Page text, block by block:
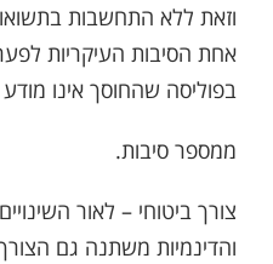
וזאת ללא התחשבות
אחת הסיבות העיקריות
בפוליסה שהחוסך אינו
ממספר סיבות.
צורך ביטוחי – לאור
והדינמיות משתנה גם